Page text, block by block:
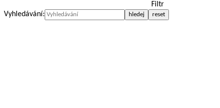
Filtr
Vyhledávání: